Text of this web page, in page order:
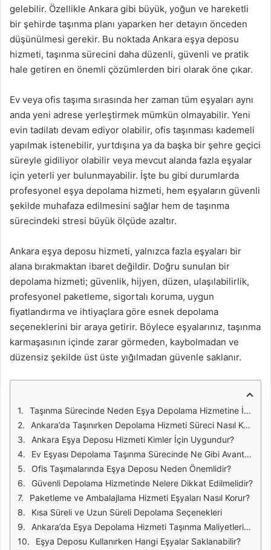
gelebilir. Özellikle Ankara gibi büyük, yoğun ve hareketli
bir şehirde taşınma planı yaparken her detayın önceden
düşünülmesi gerekir. Bu noktada Ankara eşya deposu
hizmeti, taşınma sürecini daha düzenli, güvenli ve pratik
hale getiren en önemli çözümlerden biri olarak öne çıkar.
Ev veya ofis taşıma sırasında her zaman tüm eşyaları aynı
anda yeni adrese yerleştirmek mümkün olmayabilir. Yeni
evin tadilatı devam ediyor olabilir, ofis taşınması kademeli
yapılmak istenebilir, yurtdışına ya da başka bir şehre geçici
süreyle gidiliyor olabilir veya mevcut alanda fazla eşyalar
için yeterli yer bulunmayabilir. İşte bu gibi durumlarda
profesyonel eşya depolama hizmeti, hem eşyaların güvenli
şekilde muhafaza edilmesini sağlar hem de taşınma
sürecindeki stresi büyük ölçüde azaltır.
Ankara eşya deposu hizmeti, yalnızca fazla eşyaları bir
alana bırakmaktan ibaret değildir. Doğru sunulan bir
depolama hizmeti; güvenlik, hijyen, düzen, ulaşılabilirlik,
profesyonel paketleme, sigortalı koruma, uygun
fiyatlandırma ve ihtiyaçlara göre esnek depolama
seçeneklerini bir araya getirir. Böylece eşyalarınız, taşınma
karmaşasının içinde zarar görmeden, kaybolmadan ve
düzensiz şekilde üst üste yığılmadan güvenle saklanır.
Taşınma Sürecinde Neden Eşya Depolama Hizmetine İhtiyaç Duyulur?
Ankara’da Taşınırken Depolama Hizmeti Süreci Nasıl Kolaylaştırır?
Ankara Eşya Deposu Hizmeti Kimler İçin Uygundur?
Ev Eşyası Depolama Taşınma Sürecinde Ne Gibi Avantajlar Sağlar?
Ofis Taşımalarında Eşya Deposu Neden Önemlidir?
Güvenli Depolama Hizmetinde Nelere Dikkat Edilmelidir?
Paketleme ve Ambalajlama Hizmeti Eşyaları Nasıl Korur?
Kısa Süreli ve Uzun Süreli Depolama Seçenekleri
Ankara’da Eşya Depolama Hizmeti Taşınma Maliyetlerini Nasıl Dengeler?
Eşya Deposu Kullanırken Hangi Eşyalar Saklanabilir?